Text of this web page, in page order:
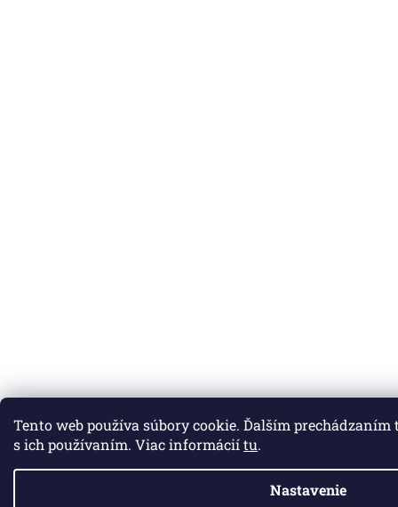
Tento web používa súbory cookie. Ďalším
s ich používaním. Viac informáciítu.
Nastavenie